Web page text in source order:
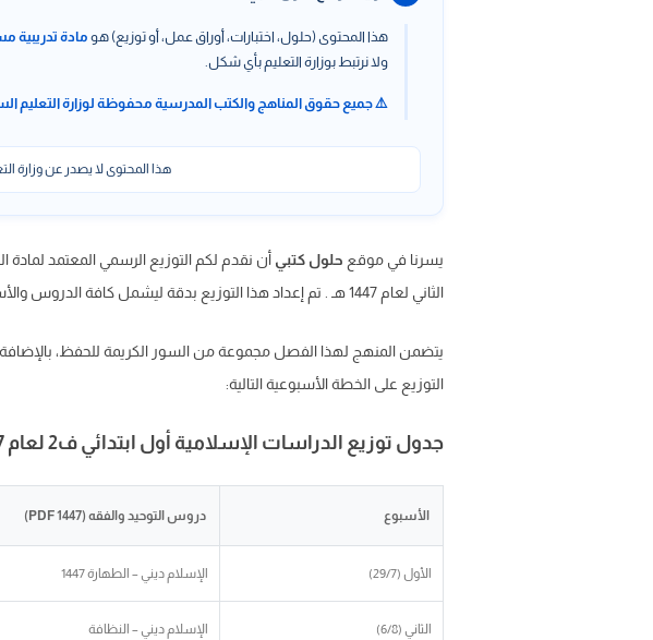
هذا المحتوى (حلول، اختبارات، أوراق عمل، أو توزيع) هومادة تدريبية
ولا نرتبط بوزارة التعليم بأي شكل.
⚠️ جميع حقوق المناهج والكتب المدرسية محفوظة لوزارة التعليم
هذا المحتوى لا يصدر عن وزارة
يسرنا في موقع حلول كتبي أن نقدم لكم التوزيع الرسمي المعتمد لمادة
الثاني لعام 1447 هـ . تم إعداد هذا التوزيع بدقة ليشمل كافة الدروس والأسابيع الدراسية بما يضمن تنظيم الوقت وتحقيق الاستفادة القصوى للطالب.
يتضمن المنهج لهذا الفصل مجموعة من السور الكريمة للحفظ،
التوزيع على الخطة الأسبوعية التالية:
جدول توزيع الدراسات الإسلامية أول ابتدائي ف2 لعام 1447هـ
الأسبوع دروس التوحيد والفقه (1447 PDF)
الأول (29/7) الإسلام ديني – الطهارة 1447
الثاني (6/8) الإسلام ديني – النظافة